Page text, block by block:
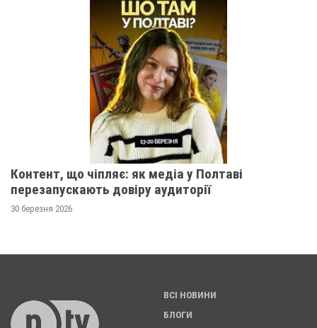
Контент, що чіпляє: як медіа у Полтаві
перезапускають довіру аудиторії
30 березня 2026
ВСІ НОВИНИ
БЛОГИ